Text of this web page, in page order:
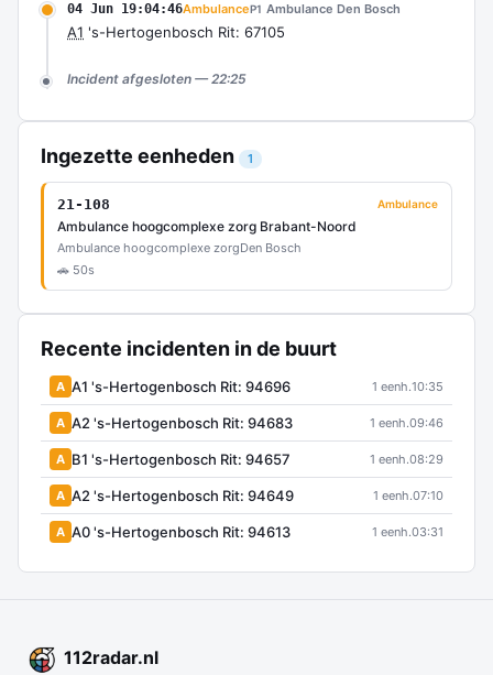
04 Jun 19:04:46AmbulanceP1 Ambulance Den Bosch
A1 's-Hertogenbosch Rit: 67105
Incident afgesloten — 22:25
Ingezette eenheden 1
21-108 Ambulance
Ambulance hoogcomplexe zorg Brabant-Noord
Ambulance hoogcomplexe zorgDen Bosch
🚗 50s
Recente incidenten in de buurt
A A1 's-Hertogenbosch Rit: 94696 1 eenh.10:35
A A2 's-Hertogenbosch Rit: 94683 1 eenh.09:46
A B1 's-Hertogenbosch Rit: 94657 1 eenh.08:29
A A2 's-Hertogenbosch Rit: 94649 1 eenh.07:10
A A0 's-Hertogenbosch Rit: 94613 1 eenh.03:31
112radar.nl